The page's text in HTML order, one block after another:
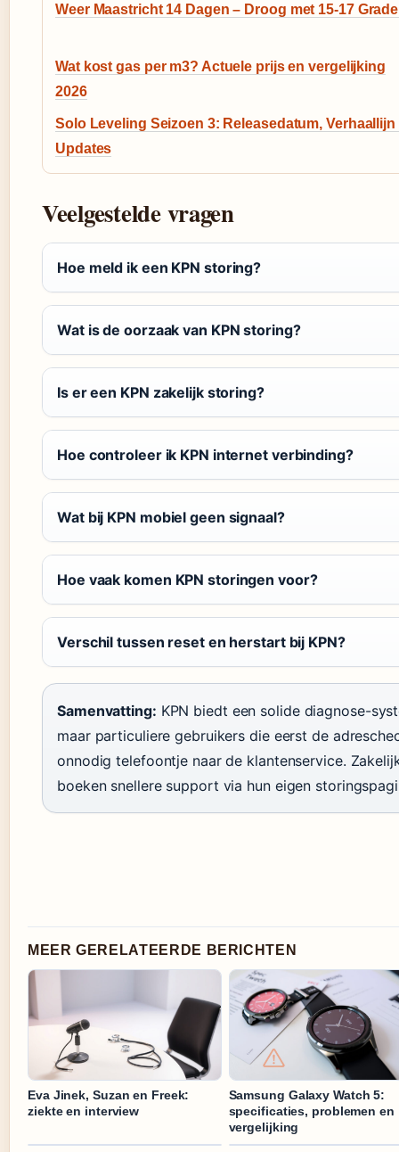
Weer Maastricht 14 Dagen – Droog met 15-17
Wat kost gas per m3? Actuele prijs en vergelijking
2026
Solo Leveling Seizoen 3: Releasedatum, Verhaallijn
Updates
Veelgestelde vragen
Hoe meld ik een KPN storing?
Wat is de oorzaak van KPN storing?
Is er een KPN zakelijk storing?
Hoe controleer ik KPN internet verbinding?
Wat bij KPN mobiel geen signaal?
Hoe vaak komen KPN storingen voor?
Verschil tussen reset en herstart bij KPN?
Samenvatting: KPN biedt een solide diagnose-
maar particuliere gebruikers die eerst de
onnodig telefoontje naar de klantenservice.
boeken snellere support via hun eigen
MEER GERELATEERDE BERICHTEN
Eva Jinek, Suzan en Freek:
ziekte en interview
Samsung Galaxy Watch 5:
specificaties, problemen en
vergelijking